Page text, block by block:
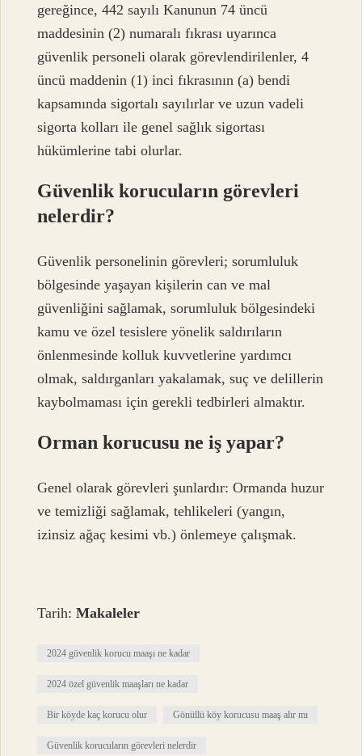
gereğince, 442 sayılı Kanunun 74 üncü
maddesinin (2) numaralı fıkrası uyarınca
güvenlik personeli olarak görevlendirilenler, 4
üncü maddenin (1) inci fıkrasının (a) bendi
kapsamında sigortalı sayılırlar ve uzun vadeli
sigorta kolları ile genel sağlık sigortası
hükümlerine tabi olurlar.
Güvenlik korucuların görevleri
nelerdir?
Güvenlik personelinin görevleri; sorumluluk
bölgesinde yaşayan kişilerin can ve mal
güvenliğini sağlamak, sorumluluk bölgesindeki
kamu ve özel tesislere yönelik saldırıların
önlenmesinde kolluk kuvvetlerine yardımcı
olmak, saldırganları yakalamak, suç ve delillerin
kaybolmaması için gerekli tedbirleri almaktır.
Orman korucusu ne iş yapar?
Genel olarak görevleri şunlardır: Ormanda huzur
ve temizliği sağlamak, tehlikeleri (yangın,
izinsiz ağaç kesimi vb.) önlemeye çalışmak.
Tarih:Makaleler
2024 güvenlik korucu maaşı ne kadar
2024 özel güvenlik maaşları ne kadar
Bir köyde kaç korucu olur Gönüllü köy korucusu maaş alır mı
Güvenlik korucuların görevleri nelerdir